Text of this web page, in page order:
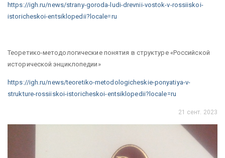
https://igh.ru/news/strany-goroda-ludi-drevnii-vostok-v-rossiiskoi-
istoricheskoi-entsiklopedii?locale=ru
Теоретико-методологические понятия в структуре «Российской
исторической энциклопедии»
https://igh.ru/news/teoretiko-metodologicheskie-ponyatiya-v-
strukture-rossiiskoi-istoricheskoi-entsiklopedii?locale=ru
21 сент. 2023